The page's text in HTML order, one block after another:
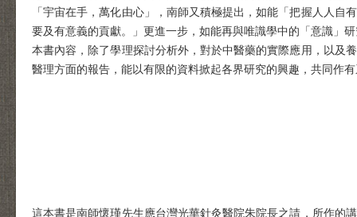
「宇宙在手，萬化由心」，南師又積極提出，如能「把握人人
要及有意義的貢獻。」更進一步，如能再與唯識學中的「意識」
本書內容，除了學理探討分析外，對於中醫藥的實際應用，以及
醫理方面的報告，能以有限的資料掀起各界研究的興趣，共同作
這本書是南師懷瑾先生應台灣光華針灸醫院朱院長之請，所作的